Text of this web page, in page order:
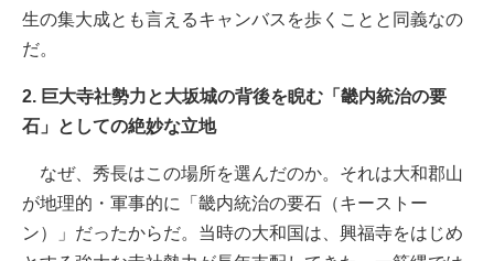
生の集大成とも言えるキャンバスを歩くことと同義なの
だ。
2. 巨大寺社勢力と大坂城の背後を睨む「畿内統治の要
石」としての絶妙な立地
なぜ、秀長はこの場所を選んだのか。それは大和郡山
が地理的・軍事的に「畿内統治の要石（キーストー
ン）」だったからだ。当時の大和国は、興福寺をはじめ